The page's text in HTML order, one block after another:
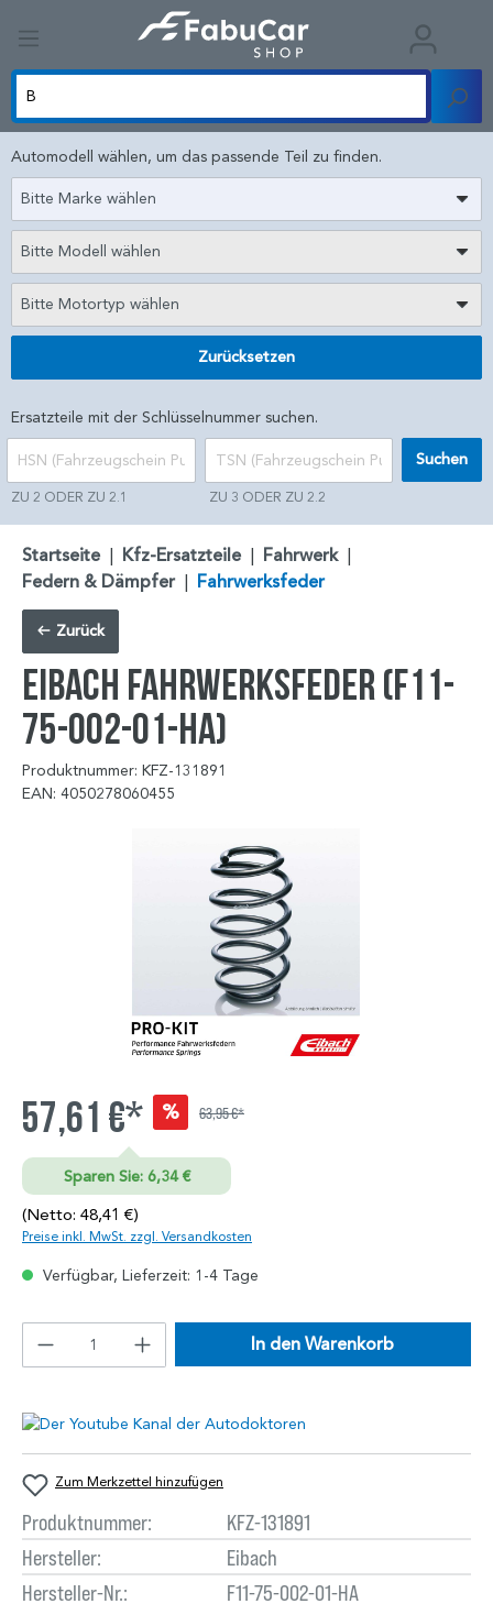
Automodell wählen, um das passende Teil zu finden.
Bitte Marke wählen
Bitte Modell wählen
Bitte Motortyp wählen
Zurücksetzen
Ersatzteile mit der Schlüsselnummer suchen.
ZU 2 ODER ZU 2.1 ZU 3 ODER ZU 2.2
Suchen
Startseite | Kfz-Ersatzteile | Fahrwerk |
Federn & Dämpfer | Fahrwerksfeder
Zurück
EIBACH Fahrwerksfeder (F11-
75-002-01-HA)
Produktnummer: KFZ-131891
EAN: 4050278060455
57,61 €* % 63,95 €*
Sparen Sie: 6,34 €
(Netto: 48,41 €)
Preise inkl. MwSt. zzgl. Versandkosten
Verfügbar, Lieferzeit: 1-4 Tage
In den Warenkorb
Zum Merkzettel hinzufügen
Produktnummer:
KFZ-131891
Hersteller:
Eibach
Hersteller-Nr.:
F11-75-002-01-HA